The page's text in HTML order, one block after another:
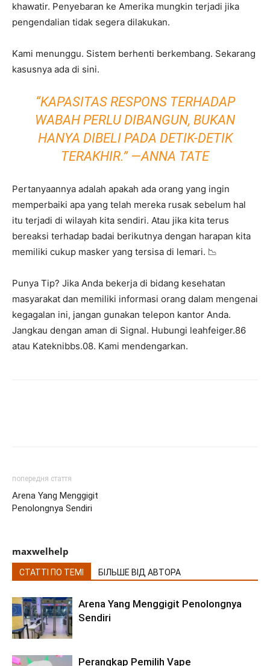
khawatir. Penyebaran ke Amerika mungkin terjadi jika
pengendalian tidak segera dilakukan.
Kami menunggu. Sistem berhenti berkembang. Sekarang
kasusnya ada di sini.
“KAPASITAS RESPONS TERHADAP
WABAH PERLU DIBANGUN, BUKAN
HANYA DIBELI PADA DETIK-DETIK
TERAKHIR.” —ANNA TATE
Pertanyaannya adalah apakah ada orang yang ingin
memperbaiki apa yang telah mereka rusak sebelum hal
itu terjadi di wilayah kita sendiri. Atau jika kita terus
bereaksi terhadap badai berikutnya dengan harapan kita
memiliki cukup masker yang tersisa di lemari. 📉
Punya Tip? Jika Anda bekerja di bidang kesehatan
masyarakat dan memiliki informasi orang dalam mengenai
kegagalan ini, jangan gunakan telepon kantor Anda.
Jangkau dengan aman di Signal. Hubungi leahfeiger.86
atau Kateknibbs.08. Kami mendengarkan.
попередня стаття
Arena Yang Menggigit
Penolongnya Sendiri
maxwelhelp
СТАТТІ ПО ТЕМІ БІЛЬШЕ ВІД АВТОРА
Arena Yang Menggigit Penolongnya
Sendiri
Perangkap Pemilih Vape